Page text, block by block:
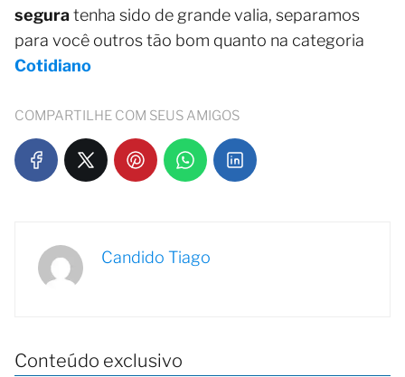
seguratenha sido de grande valia, separamos
para você outros tão bom quanto na categoria
Cotidiano
COMPARTILHE COM SEUS AMIGOS
Candido Tiago
Conteúdo exclusivo